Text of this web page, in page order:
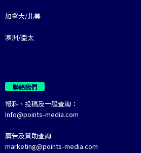
加拿大/北美
澳洲/亞太
聯絡我們
報料、投稿及一般查詢：
Info@points-media.com
廣告及贊助查詢:
marketing@points-media.com